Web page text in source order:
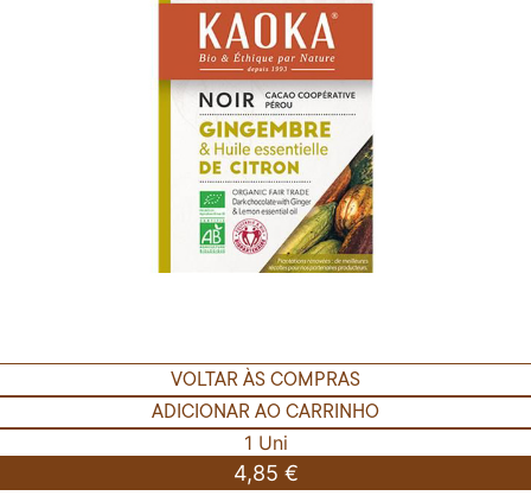
VOLTAR ÀS COMPRAS
ADICIONAR AO CARRINHO
1 Uni
4,85 €